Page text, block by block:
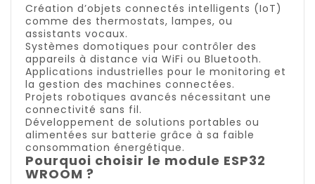
Création d’objets connectés intelligents (IoT)
comme des thermostats, lampes, ou
assistants vocaux.
Systèmes domotiques pour contrôler des
appareils à distance via WiFi ou Bluetooth.
Applications industrielles pour le monitoring et
la gestion des machines connectées.
Projets robotiques avancés nécessitant une
connectivité sans fil.
Développement de solutions portables ou
alimentées sur batterie grâce à sa faible
consommation énergétique.
Pourquoi choisir le module ESP32
WROOM ?